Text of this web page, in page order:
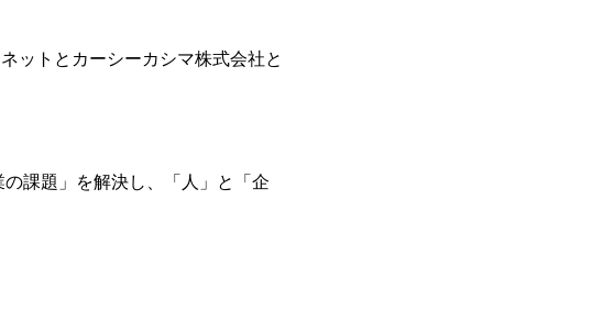
ットとカーシーカシマ株式会社と
課題」を解決し、「人」と「企